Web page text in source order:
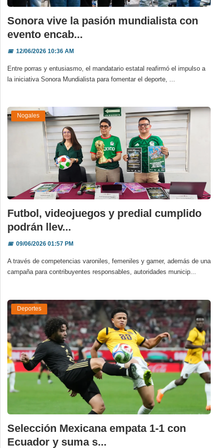
Sonora vive la pasión mundialista con
evento encab...
📅12/06/2026 10:36 AM
Entre porras y entusiasmo, el mandatario estatal reafirmó el impulso a
la iniciativa Sonora Mundialista para fomentar el deporte, ...
Nogales
Futbol, videojuegos y predial cumplido
podrán llev...
📅09/06/2026 01:57 PM
A través de competencias varoniles, femeniles y gamer, además de una
campaña para contribuyentes responsables, autoridades municip...
Deportes
Selección Mexicana empata 1-1 con
Ecuador y suma s...